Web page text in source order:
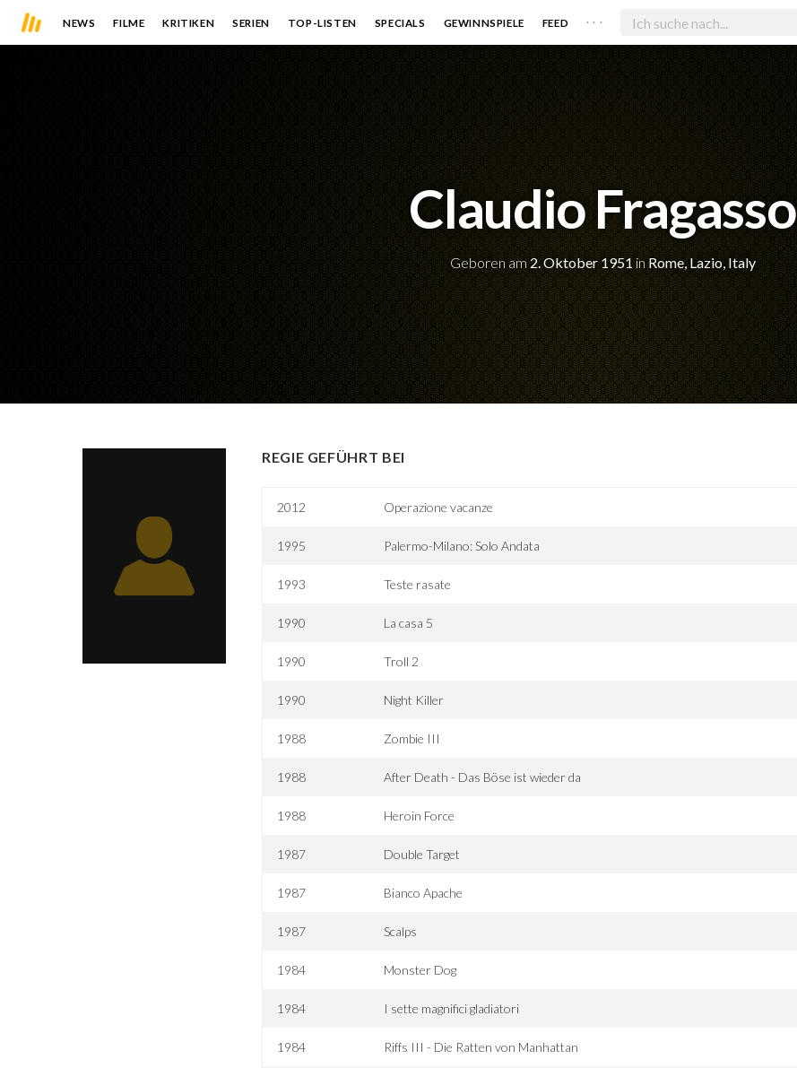
NEWS FILME KRITIKEN SERIEN TOP-LISTEN SPECIALS GEWINNSPIELE FEED . . .
Claudio Fragasso
Geboren am 2. Oktober 1951 in Rome, Lazio, Italy
REGIE GEFÜHRT BEI
2012 Operazione vacanze
1995 Palermo-Milano: Solo Andata
1993 Teste rasate
1990 La casa 5
1990 Troll 2
1990 Night Killer
1988 Zombie III
1988 After Death - Das Böse ist wieder da
1988 Heroin Force
1987 Double Target
1987 Bianco Apache
1987 Scalps
1984 Monster Dog
1984 I sette magnifici gladiatori
1984 Riffs III - Die Ratten von Manhattan